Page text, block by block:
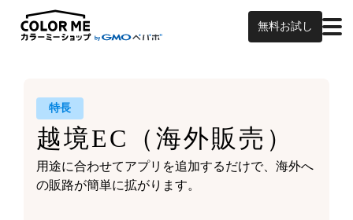
無料お試し
特長
越境EC （海外販売）
用途に合わせてアプリを追加するだけで、海外へ
の販路が簡単に拡がります。